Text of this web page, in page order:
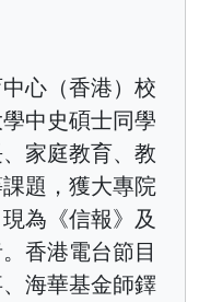
心（香港）校
中史碩士同學
家庭教育、教
題，獲大專院
為《信報》及
香港電台節目
海華基金師鐸